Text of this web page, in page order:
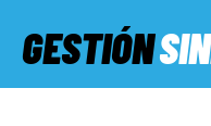
GESTIÓN